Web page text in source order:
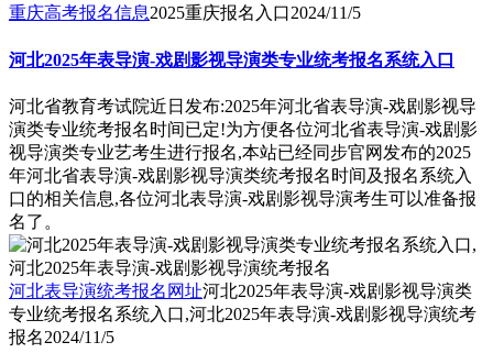
重庆高考报名信息2025重庆报名入口2024/11/5
河北2025年表导演-戏剧影视导演类专业统考报名系统入口
河北省教育考试院近日发布:2025年河北省表导演-戏剧影视导
演类专业统考报名时间已定!为方便各位河北省表导演-戏剧影
视导演类专业艺考生进行报名,本站已经同步官网发布的2025
年河北省表导演-戏剧影视导演类统考报名时间及报名系统入
口的相关信息,各位河北表导演-戏剧影视导演考生可以准备报
名了。
河北表导演统考报名网址河北2025年表导演-戏剧影视导演类
专业统考报名系统入口,河北2025年表导演-戏剧影视导演统考
报名2024/11/5